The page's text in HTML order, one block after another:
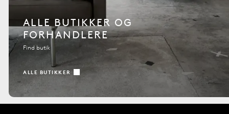
ALLE BUTIKKER OG
FORHANDLERE
Find butik
ALLE BUTIKKER